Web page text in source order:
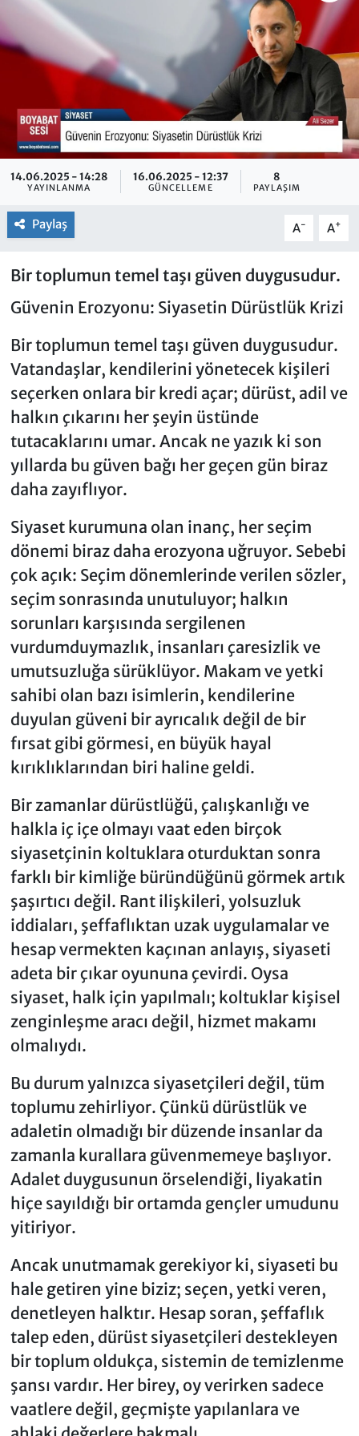
14.06.2025 - 14:28
YAYINLANMA
16.06.2025 - 12:37
GÜNCELLEME
8
PAYLAŞIM
Paylaş A- A+
Bir toplumun temel taşı güven duygusudur.
Güvenin Erozyonu: Siyasetin Dürüstlük Krizi
Bir toplumun temel taşı güven duygusudur.
Vatandaşlar, kendilerini yönetecek kişileri
seçerken onlara bir kredi açar; dürüst, adil ve
halkın çıkarını her şeyin üstünde
tutacaklarını umar. Ancak ne yazık ki son
yıllarda bu güven bağı her geçen gün biraz
daha zayıflıyor.
Siyaset kurumuna olan inanç, her seçim
dönemi biraz daha erozyona uğruyor. Sebebi
çok açık: Seçim dönemlerinde verilen sözler,
seçim sonrasında unutuluyor; halkın
sorunları karşısında sergilenen
vurdumduymazlık, insanları çaresizlik ve
umutsuzluğa sürüklüyor. Makam ve yetki
sahibi olan bazı isimlerin, kendilerine
duyulan güveni bir ayrıcalık değil de bir
fırsat gibi görmesi, en büyük hayal
kırıklıklarından biri haline geldi.
Bir zamanlar dürüstlüğü, çalışkanlığı ve
halkla iç içe olmayı vaat eden birçok
siyasetçinin koltuklara oturduktan sonra
farklı bir kimliğe büründüğünü görmek artık
şaşırtıcı değil. Rant ilişkileri, yolsuzluk
iddiaları, şeffaflıktan uzak uygulamalar ve
hesap vermekten kaçınan anlayış, siyaseti
adeta bir çıkar oyununa çevirdi. Oysa
siyaset, halk için yapılmalı; koltuklar kişisel
zenginleşme aracı değil, hizmet makamı
olmalıydı.
Bu durum yalnızca siyasetçileri değil, tüm
toplumu zehirliyor. Çünkü dürüstlük ve
adaletin olmadığı bir düzende insanlar da
zamanla kurallara güvenmemeye başlıyor.
Adalet duygusunun örselendiği, liyakatin
hiçe sayıldığı bir ortamda gençler umudunu
yitiriyor.
Ancak unutmamak gerekiyor ki, siyaseti bu
hale getiren yine biziz; seçen, yetki veren,
denetleyen halktır. Hesap soran, şeffaflık
talep eden, dürüst siyasetçileri destekleyen
bir toplum oldukça, sistemin de temizlenme
şansı vardır. Her birey, oy verirken sadece
vaatlere değil, geçmişte yapılanlara ve